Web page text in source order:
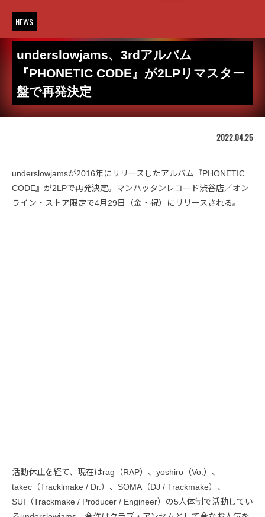
NEWS
underslowjams、3rdアルバム
『PHONETIC CODE』が2LPリマスター
盤で再発決定
2022.04.25
underslowjamsが2016年にリリースしたアルバム『PHONETIC
CODE』が2LPで再発決定。マンハッタンレコード渋谷店／オン
ライン・ストア限定で4月29日（金・祝）にリリースされる。
活動休止を経て、現在はrag（RAP）、yoshiro（Vo.）、
takec（Tracklmake / Dr.）、SOMA（DJ / Trackmake）、
SUI（Trackmake / Producer / Engineer）の5人体制で活動してい